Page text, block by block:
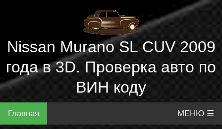
Nissan Murano SL CUV 2009
года в 3D. Проверка авто по
ВИН коду
Главная МЕНЮ ☰